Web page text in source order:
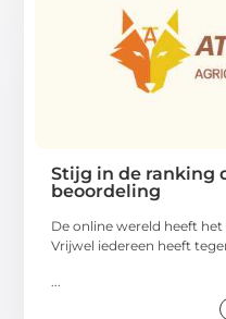
Stijg in de ranking
beoordeling
De online wereld heeft
Vrijwel iedereen heeft